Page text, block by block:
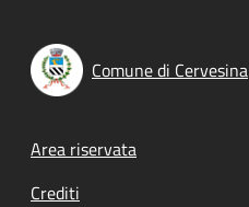
Comune di Cervesina
Footer menu
Area riservata
Crediti